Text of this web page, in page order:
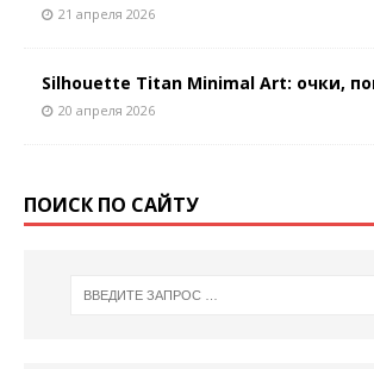
21 апреля 2026
Silhouette Titan Minimal Art: очки,
20 апреля 2026
ПОИСК ПО САЙТУ